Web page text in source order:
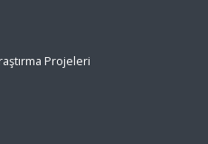
Projeleri